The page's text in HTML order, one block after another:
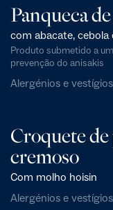
Panqueca
com abacate, cebola
Produto submetido a
prevenção do anisakis
Alergénios e
Croquete
cremoso
Com molho hoisin
Alergénios e